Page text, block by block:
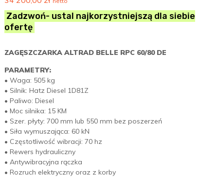
Zadzwoń- ustal najkorzystniejszą dla siebie
ofertę
ZAGĘSZCZARKA ALTRAD BELLE RPC 60/80 DE
PARAMETRY:
• Waga: 505 kg
• Silnik: Hatz Diesel 1D81Z
• Paliwo: Diesel
• Moc silnika: 15 KM
• Szer. płyty: 700 mm lub 550 mm bez poszerzeń
• Siła wymuszająca: 60 kN
• Częstotliwość wibracji: 70 hz
• Rewers hydrauliczny
• Antywibracyjna rączka
• Rozruch elektryczny oraz z korby